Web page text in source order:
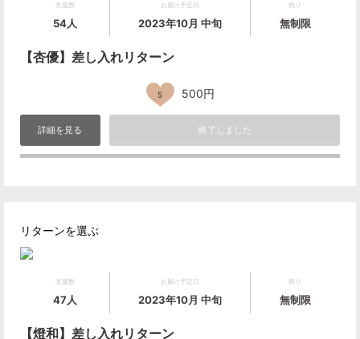
支援数
54人
お届け予定日
2023年10月 中旬
残り
無制限
【杏優】差し入れリターン
5 500円
詳細を見る 終了しました
リターンを選ぶ
支援数
47人
お届け予定日
2023年10月 中旬
残り
無制限
【燈和】差し入れリターン